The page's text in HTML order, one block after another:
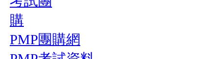
PMP團購網